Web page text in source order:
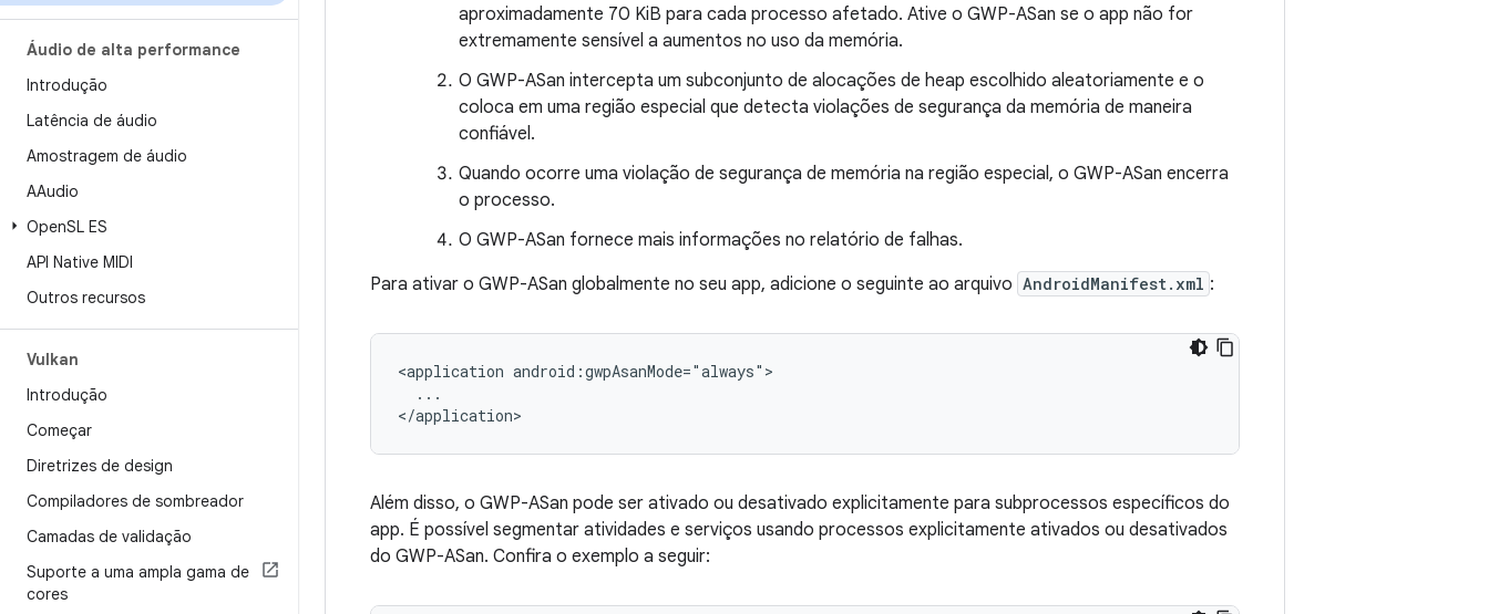
Áudio de alta performance
Introdução
Latência de áudio
Amostragem de áudio
AAudio
OpenSL ES
API Native MIDI
Outros recursos
Vulkan
Introdução
Começar
Diretrizes de design
Compiladores de sombreador
Camadas de validação
Suporte a uma ampla gama de
cores
aproximadamente 70 KiB para cada processo afetado. Ative o GWP-ASan se o app não for
extremamente sensível a aumentos no uso da memória.
O GWP-ASan intercepta um subconjunto de alocações de heap escolhido aleatoriamente e o
coloca em uma região especial que detecta violações de segurança da memória de maneira
confiável.
Quando ocorre uma violação de segurança de memória na região especial, o GWP-ASan encerra
o processo.
O GWP-ASan fornece mais informações no relatório de falhas.
Para ativar o GWP-ASan globalmente no seu app, adicione o seguinte ao arquivo AndroidManifest.xml :
<application
...
</application>
Além disso, o GWP-ASan pode ser ativado ou desativado explicitamente para subprocessos específicos do
app. É possível segmentar atividades e serviços usando processos explicitamente ativados ou desativados
do GWP-ASan. Confira o exemplo a seguir: